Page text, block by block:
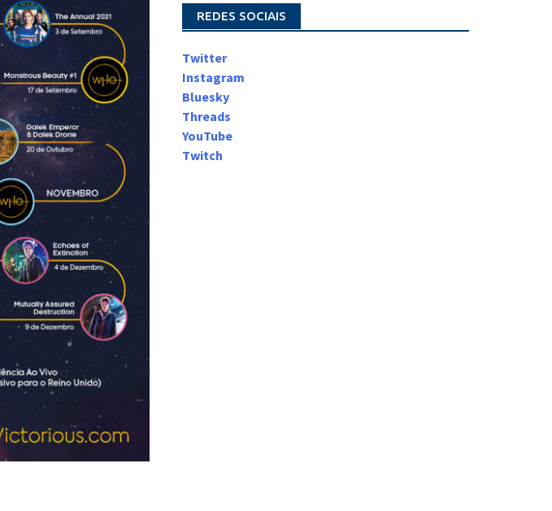
REDES SOCIAIS
Twitter
Instagram
Bluesky
Threads
YouTube
Twitch